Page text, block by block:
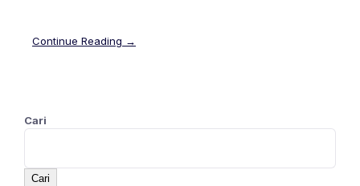
Continue Reading →
Cari
Cari